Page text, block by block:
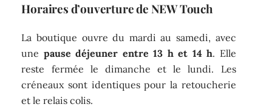
Horaires d’ouverture de NEW Touch
La boutique ouvre du mardi au samedi, avec
une pause déjeuner entre 13 h et 14 h. Elle
reste fermée le dimanche et le lundi. Les
créneaux sont identiques pour la retoucherie
et le relais colis.